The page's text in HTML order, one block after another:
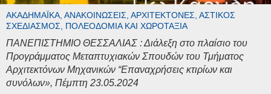
ΑΚΑΔΗΜΑΪΚΆ, ΑΝΑΚΟΙΝΏΣΕΙΣ, ΑΡΧΙΤΈΚΤΟΝΕΣ, ΑΣΤΙΚΌΣ
ΣΧΕΔΙΑΣΜΌΣ, ΠΟΛΕΟΔΟΜΊΑ ΚΑΙ ΧΩΡΟΤΑΞΊΑ
ΠΑΝΕΠΙΣΤΗΜΙΟ ΘΕΣΣΑΛΙΑΣ : Διάλεξη στο πλαίσιο του
Προγράμματος Μεταπτυχιακών Σπουδών του Τμήματος
Αρχιτεκτόνων Μηχανικών “Επαναχρήσεις κτιρίων και
συνόλων», Πέμπτη 23.05.2024